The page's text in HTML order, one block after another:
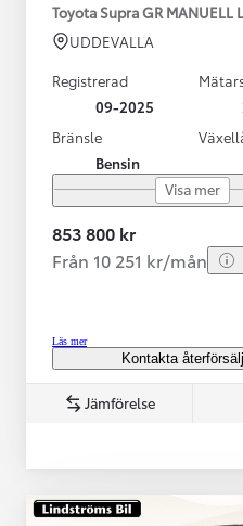
Från 599 900 kr
HYBRID
Toyota Supra GR MANUELL
UDDEVALLA
Registrerad
09-2025
Bränsle
Bensin
Visa mer
853 800 kr
Från 10 251 kr/mån
Läs mer
Kontakta
Jämförelse